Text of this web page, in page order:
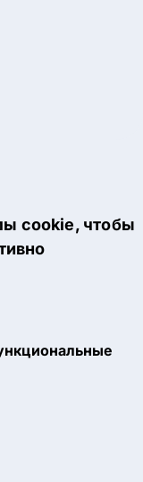
cookie, чтобы